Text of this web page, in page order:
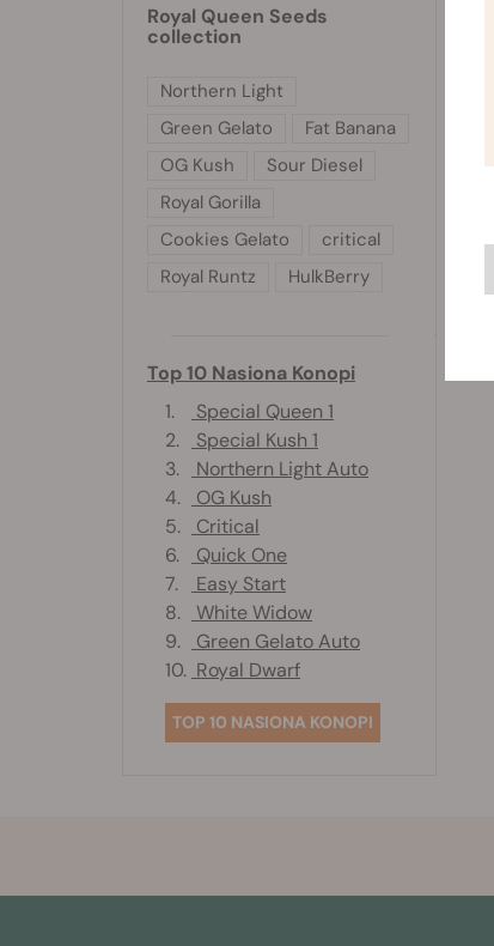
Royal Queen Seeds
collection
Northern Light
Green Gelato
Fat Banana
OG Kush
Sour Diesel
Royal Gorilla
Cookies Gelato
critical
Royal Runtz
HulkBerry
Top 10 Nasiona Konopi
1.
Special Queen 1
2.
Special Kush 1
3.
Northern Light Auto
4.
OG Kush
5.
Critical
6.
Quick One
7.
Easy Start
8.
White Widow
9.
Green Gelato Auto
10. Royal Dwarf
TOP 10 NASIONA KONOPI